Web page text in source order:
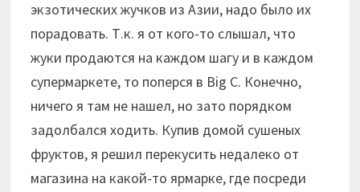
экзотических жучков из Азии, надо было их
порадовать. Т.к. я от кого-то слышал, что
жуки продаются на каждом шагу и в каждом
супермаркете, то поперся в Big C. Конечно,
ничего я там не нашел, но зато порядком
задолбался ходить. Купив домой сушеных
фруктов, я решил перекусить недалеко от
магазина на какой-то ярмарке, где посреди